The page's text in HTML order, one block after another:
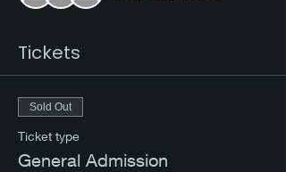
Tickets
Sold Out
Ticket type
General Admission